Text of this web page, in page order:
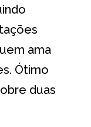
ama
Ótimo
duas